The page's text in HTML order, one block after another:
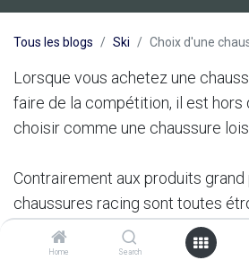
Home Search
Tous les blogs Ski Choix d'une
Lorsque vous achetez une
faire de la compétition, il est hors
choisir comme une chaussure
Contrairement aux produits grand
chaussures racing sont toutes
sont relativement semblables.
travail d'adaptation au pied qui